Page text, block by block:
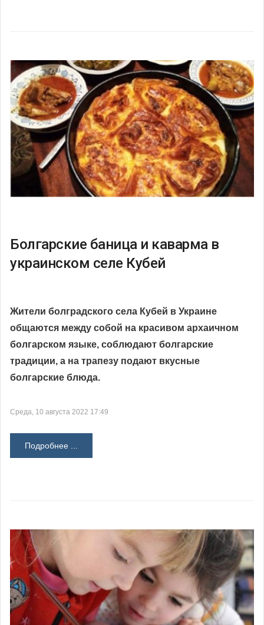
Болгарские баница и каварма в
украинском селе Кубей
Жители болградского села Кубей в Украине
общаются между собой на красивом архаичном
болгарском языке, соблюдают болгарские
традиции, а на трапезу подают вкусные
болгарские блюда.
Среда, 10 августа 2022 17:49
Подробнее ...